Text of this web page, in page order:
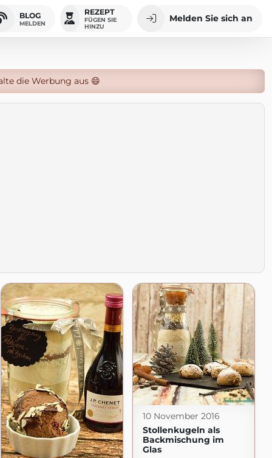
BLOG
MELDEN
REZEPT
FÜGEN SIE
HINZU
Melden Sie sich an
die Werbung aus 😄
10 November 2016
Stollenkugeln als
Backmischung im
Glas